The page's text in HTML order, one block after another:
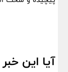
آیا این